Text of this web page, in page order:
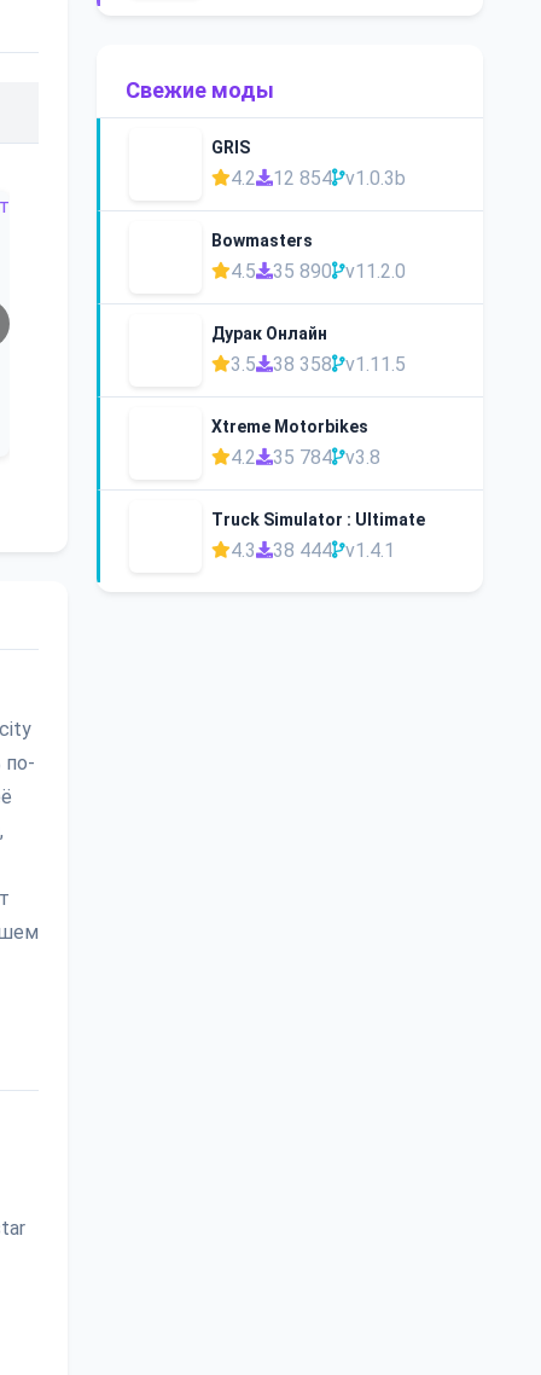
по-
Свежие моды
GRIS
4.2 12 854 v1.0.3b
Bowmasters
4.5 35 890 v11.2.0
Дурак Онлайн
3.5 38 358 v1.11.5
Xtreme Motorbikes
4.2 35 784 v3.8
Truck Simulator : Ultimate
4.3 38 444 v1.4.1